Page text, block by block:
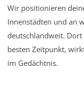
Wir positionieren
Innenstädten und an
deutschlandweit.
besten Zeitpunkt,
im Gedächtnis.